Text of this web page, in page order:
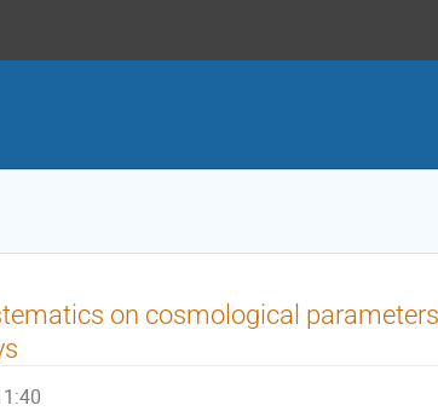
on cosmological